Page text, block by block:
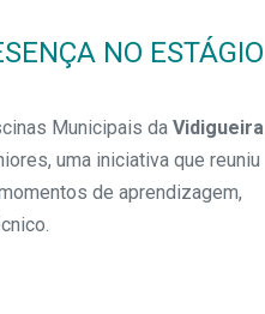
NO ESTÁGIO
Municipais da Vidigueira
uma iniciativa que reuniu
de aprendizagem,